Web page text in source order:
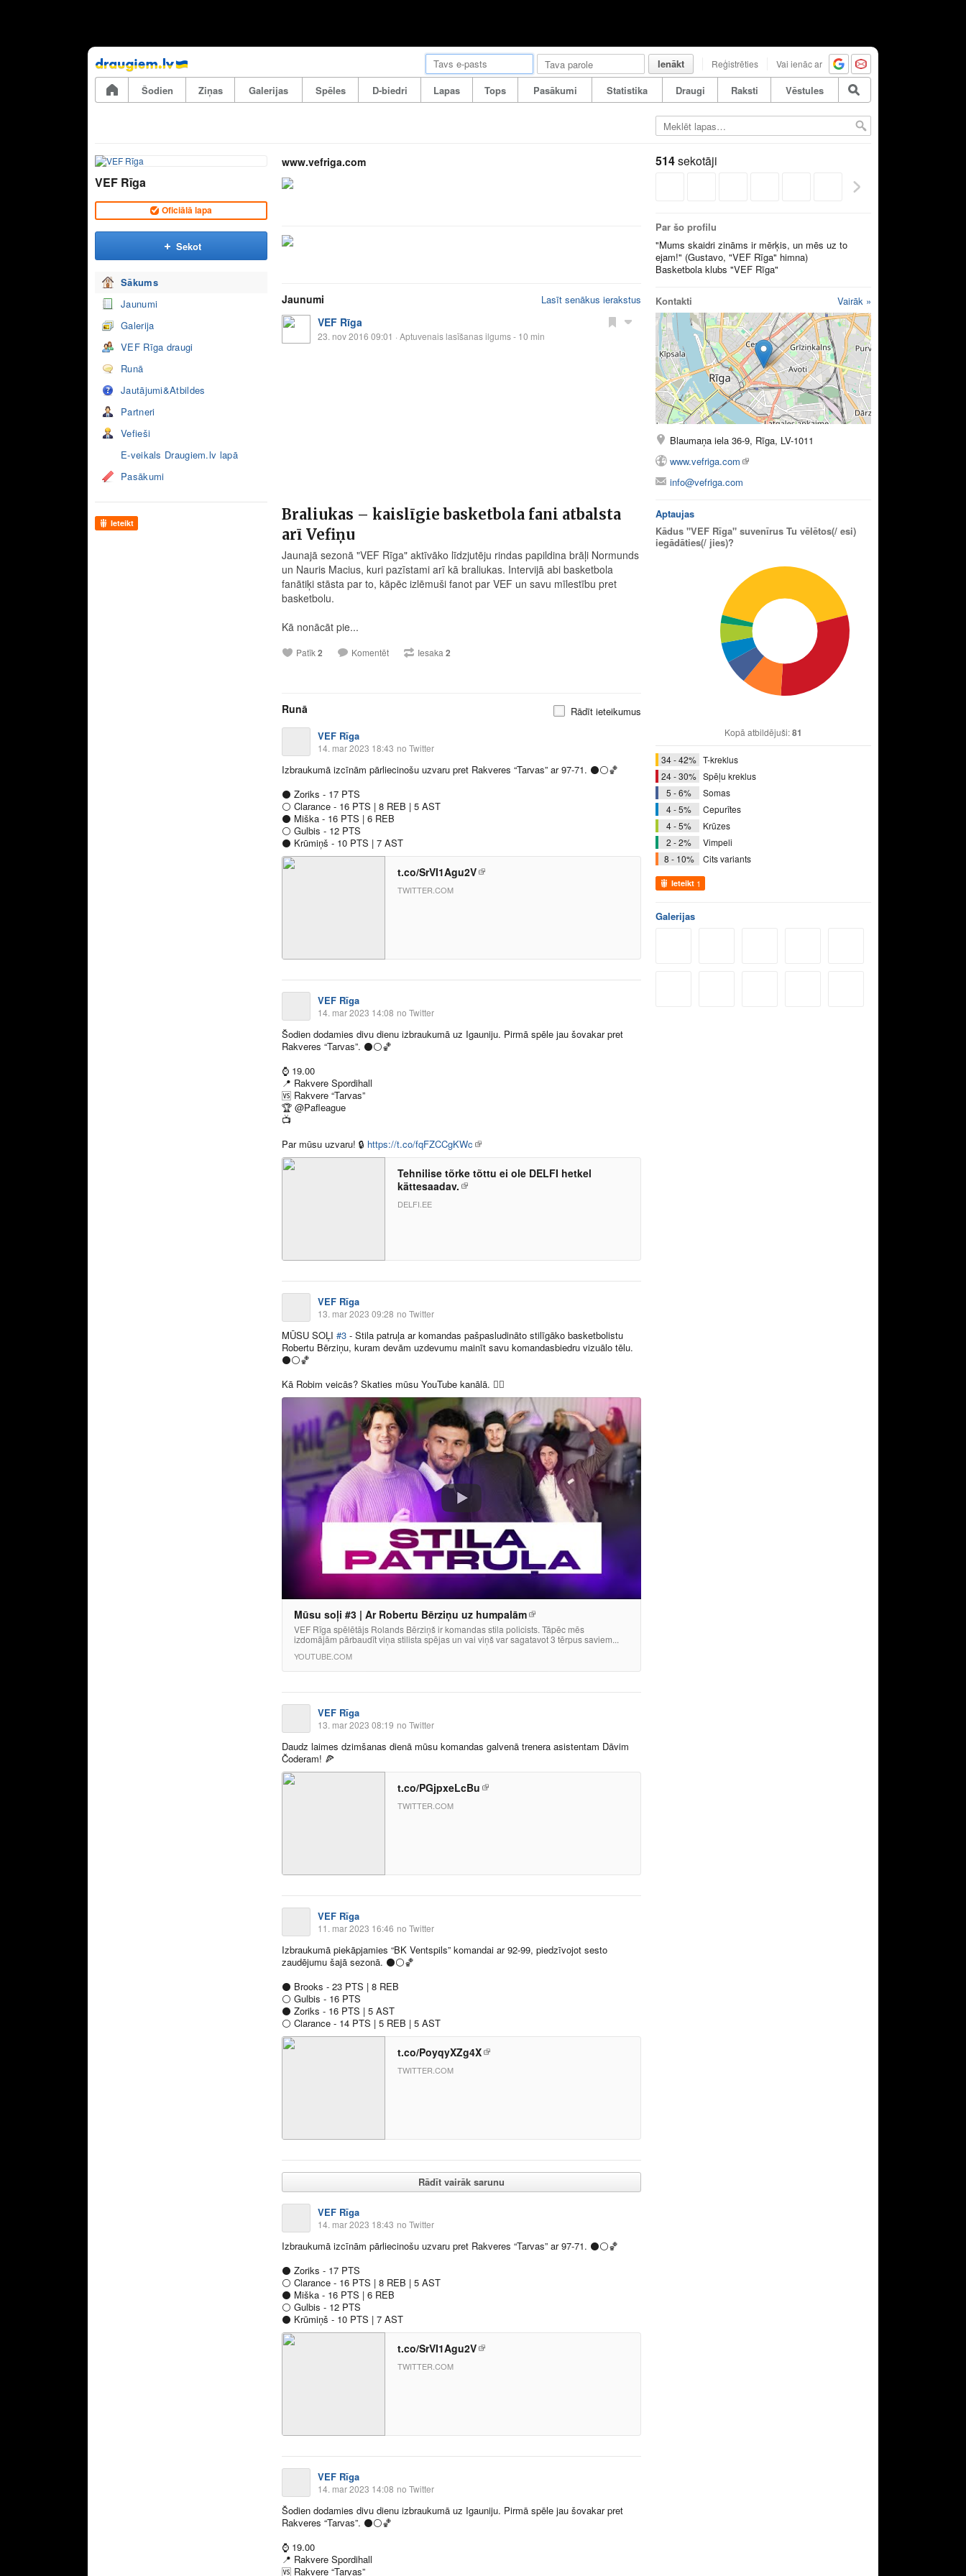
Pāriet
uz
saturu
Ienākt Reģistrēties Vai ienāc ar
Šodien Ziņas Galerijas Spēles D-biedri Lapas Tops Pasākumi Statistika Draugi Raksti Vēstules
VEF Rīga
Oficiālā lapa
Sekot
Sākums
Jaunumi
Galerija
VEF Rīga draugi
Runā
Jautājumi&Atbildes
Partneri
Vefieši
E-veikals Draugiem.lv lapā
Pasākumi
Ieteikt
www.vefriga.com
Jaunumi Lasīt senākus ierakstus
VEF Rīga
23. nov 2016 09:01 · Aptuvenais lasīšanas ilgums - 10 min
Braliukas – kaislīgie basketbola fani atbalsta
arī Vefiņu
Jaunajā sezonā "VEF Rīga" aktīvāko līdzjutēju rindas papildina brāļi Normunds
un Nauris Macius, kuri pazīstami arī kā braliukas. Intervijā abi basketbola
fanātiķi stāsta par to, kāpēc izlēmuši fanot par VEF un savu mīlestību pret
basketbolu.
Kā nonācāt pie...
Patīk2 Komentēt Iesaka 2
Runā
Rādīt ieteikumus
VEF Rīga
14. mar 2023 18:43 no Twitter
Izbraukumā izcīnām pārliecinošu uzvaru pret Rakveres “Tarvas” ar 97-71. ⚫️⚪️🏀
⚫️ Zoriks - 17 PTS
⚪️ Clarance - 16 PTS | 8 REB | 5 AST
⚫️ Miška - 16 PTS | 6 REB
⚪️ Gulbis - 12 PTS
⚫️ Krūmiņš - 10 PTS | 7 AST
t.co/SrVI1Agu2V
TWITTER.COM
VEF Rīga
14. mar 2023 14:08 no Twitter
Šodien dodamies divu dienu izbraukumā uz Igauniju. Pirmā spēle jau šovakar pret
Rakveres “Tarvas”. ⚫️⚪️🏀
⌚️ 19.00
📍 Rakvere Spordihall
🆚 Rakvere “Tarvas”
🏆 @Pafleague
📺
Par mūsu uzvaru! 🔒 https://t.co/fqFZCCgKWc
Tehnilise tõrke tõttu ei ole DELFI hetkel
kättesaadav.
DELFI.EE
VEF Rīga
13. mar 2023 09:28 no Twitter
MŪSU SOĻI #3 - Stila patruļa ar komandas pašpasludināto stilīgāko basketbolistu
Robertu Bērziņu, kuram devām uzdevumu mainīt savu komandasbiedru vizuālo tēlu.
⚫️⚪️🏀
Kā Robim veicās? Skaties mūsu YouTube kanālā. ✌🏻
Mūsu soļi #3 | Ar Robertu Bērziņu uz humpalām
VEF Rīga spēlētājs Rolands Bērziņš ir komandas stila policists. Tāpēc mēs
izdomājām pārbaudīt viņa stilista spējas un vai viņš var sagatavot 3 tērpus saviem...
YOUTUBE.COM
VEF Rīga
13. mar 2023 08:19 no Twitter
Daudz laimes dzimšanas dienā mūsu komandas galvenā trenera asistentam Dāvim
Čoderam! 🍕
t.co/PGjpxeLcBu
TWITTER.COM
VEF Rīga
11. mar 2023 16:46 no Twitter
Izbraukumā piekāpjamies “BK Ventspils” komandai ar 92-99, piedzīvojot sesto
zaudējumu šajā sezonā. ⚫️⚪️🏀
⚫️ Brooks - 23 PTS | 8 REB
⚪️ Gulbis - 16 PTS
⚫️ Zoriks - 16 PTS | 5 AST
⚪️ Clarance - 14 PTS | 5 REB | 5 AST
t.co/PoyqyXZg4X
TWITTER.COM
Rādīt vairāk sarunu
VEF Rīga
14. mar 2023 18:43 no Twitter
Izbraukumā izcīnām pārliecinošu uzvaru pret Rakveres “Tarvas” ar 97-71. ⚫️⚪️🏀
⚫️ Zoriks - 17 PTS
⚪️ Clarance - 16 PTS | 8 REB | 5 AST
⚫️ Miška - 16 PTS | 6 REB
⚪️ Gulbis - 12 PTS
⚫️ Krūmiņš - 10 PTS | 7 AST
t.co/SrVI1Agu2V
TWITTER.COM
VEF Rīga
14. mar 2023 14:08 no Twitter
Šodien dodamies divu dienu izbraukumā uz Igauniju. Pirmā spēle jau šovakar pret
Rakveres “Tarvas”. ⚫️⚪️🏀
⌚️ 19.00
📍 Rakvere Spordihall
🆚 Rakvere “Tarvas”
514sekotāji
Par šo profilu
"Mums skaidri zināms ir mērķis, un mēs uz to
ejam!" (Gustavo, "VEF Rīga" himna)
Basketbola klubs "VEF Rīga"
Kontakti Vairāk »
Blaumaņa iela 36-9, Rīga, LV-1011
www.vefriga.com
info@vefriga.com
Aptaujas
Kādus "VEF Rīga" suvenīrus Tu vēlētos(/ esi)
iegādāties(/ jies)?
Kopā atbildējuši:81
34 - 42% T-kreklus
24 - 30% Spēļu kreklus
5 - 6%
Somas
4 - 5%
Cepurītes
4 - 5%
Krūzes
2 - 2%
Vimpeli
8 - 10%
Cits variants
Ieteikt 1
Galerijas